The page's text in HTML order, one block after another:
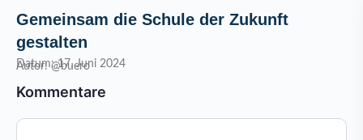
Gemeinsam die Schule der Zukunft
gestalten
Datum: 17. Juni 2024
Autor: @buero
Kommentare